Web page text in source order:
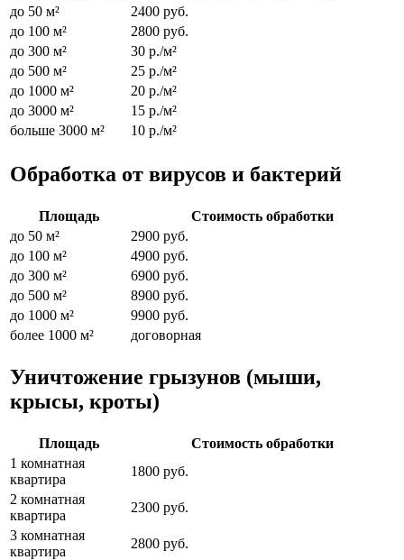
до 50 м²
2400 руб.
до 100 м²
2800 руб.
до 300 м²
30 р./м²
до 500 м²
25 р./м²
до 1000 м²
20 р./м²
до 3000 м²
15 р./м²
больше 3000 м²
10 р./м²
Обработка от вирусов и бактерий
Площадь
Стоимость обработки
до 50 м²
2900 руб.
до 100 м²
4900 руб.
до 300 м²
6900 руб.
до 500 м²
8900 руб.
до 1000 м²
9900 руб.
более 1000 м²
договорная
Уничтожение грызунов (мыши,
крысы, кроты)
Площадь
Стоимость обработки
1 комнатная
квартира
1800 руб.
2 комнатная
квартира
2300 руб.
3 комнатная
квартира
2800 руб.